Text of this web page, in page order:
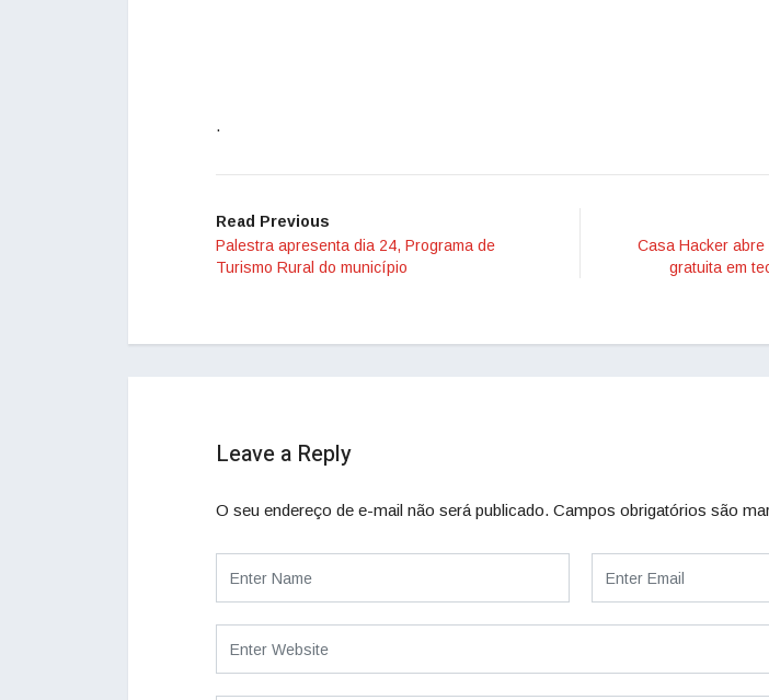
.
Read Previous
Palestra apresenta dia 24, Programa de
Turismo Rural do município
Casa Hacker
gratuita em
Leave a Reply
O seu endereço de e-mail não será publicado. Campos obrigatórios são